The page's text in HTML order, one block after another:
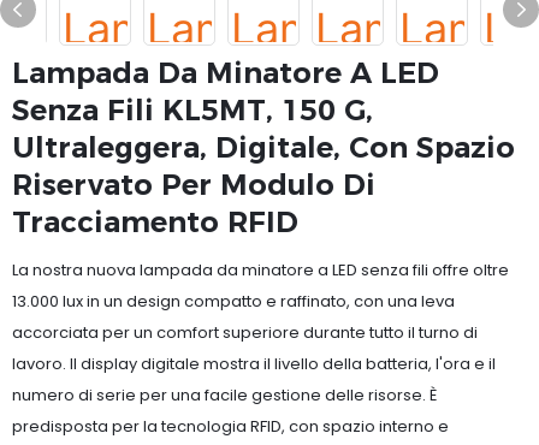
Lampada Da Minatore A LED
Senza Fili KL5MT, 150 G,
Ultraleggera, Digitale, Con Spazio
Riservato Per Modulo Di
Tracciamento RFID
La nostra nuova lampada da minatore a LED senza fili offre oltre
13.000 lux in un design compatto e raffinato, con una leva
accorciata per un comfort superiore durante tutto il turno di
lavoro. Il display digitale mostra il livello della batteria, l'ora e il
numero di serie per una facile gestione delle risorse. È
predisposta per la tecnologia RFID, con spazio interno e